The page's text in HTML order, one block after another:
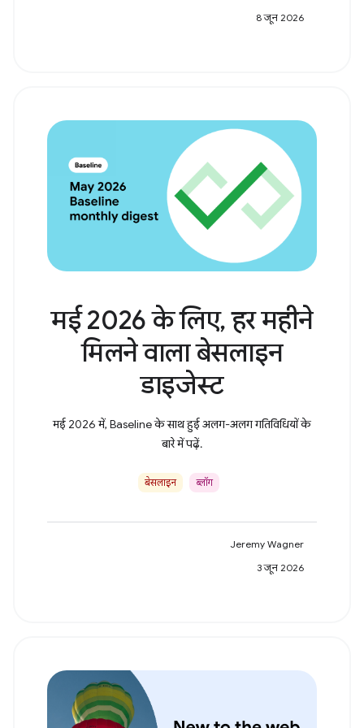
8 जून 2026
मई 2026 के लिए, हर महीने
मिलने वाला बेसलाइन
डाइजेस्ट
मई 2026 में, Baseline के साथ हुई अलग-अलग गतिविधियों के
बारे में पढ़ें.
बेसलाइन ब्लॉग
Jeremy Wagner
3 जून 2026